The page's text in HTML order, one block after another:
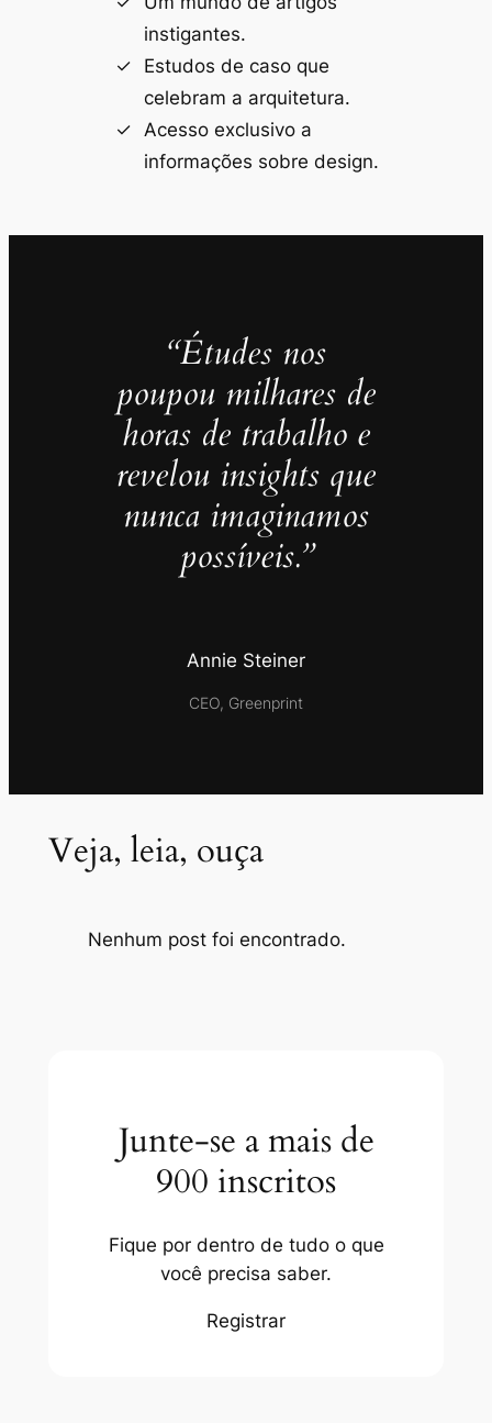
instigantes.
Estudos de caso que
celebram a arquitetura.
Acesso exclusivo a
informações sobre design.
“Études nos
poupou milhares de
horas de trabalho e
revelou insights que
nunca imaginamos
possíveis.”
Annie Steiner
CEO, Greenprint
Veja, leia, ouça
Nenhum post foi encontrado.
Junte-se a mais de
900 inscritos
Fique por dentro de tudo o que
você precisa saber.
Registrar